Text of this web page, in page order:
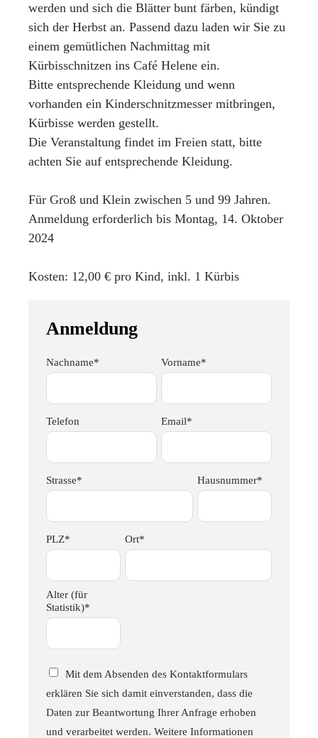
werden und sich die Blätter bunt färben, kündigt
sich der Herbst an. Passend dazu laden wir Sie zu
einem gemütlichen Nachmittag mit
Kürbisschnitzen ins Café Helene ein.
Bitte entsprechende Kleidung und wenn
vorhanden ein Kinderschnitzmesser mitbringen,
Kürbisse werden gestellt.
Die Veranstaltung findet im Freien statt, bitte
achten Sie auf entsprechende Kleidung.
Für Groß und Klein zwischen 5 und 99 Jahren.
Anmeldung erforderlich bis Montag, 14. Oktober
2024
Kosten: 12,00 € pro Kind, inkl. 1 Kürbis
Anmeldung
Nachname* Vorname*
Telefon Email*
Strasse* Hausnummer*
PLZ* Ort*
Alter (für
Statistik)*
Mit dem Absenden des Kontaktformulars
erklären Sie sich damit einverstanden, dass die
Daten zur Beantwortung Ihrer Anfrage erhoben
und verarbeitet werden. Weitere Informationen